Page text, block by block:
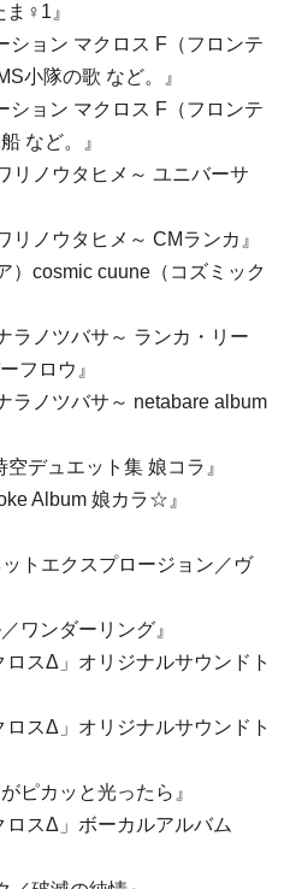
♀1』
ション マクロス F（フロンテ
小隊の歌 など。』
ション マクロス F（フロンテ
など。』
リノウタヒメ～ ユニバーサ
リノウタヒメ～ CMランカ』
）cosmic cuune（コズミック
ラノツバサ～ ランカ・リー
フロウ』
ラノツバサ～ netabare album
デュエット集 娘コラ』
Album 娘カラ☆』
トエクスプロージョン／ヴ
ワンダーリング』
ロスΔ」オリジナルサウンドト
ロスΔ」オリジナルサウンドト
ピカッと光ったら』
ロスΔ」ボーカルアルバム